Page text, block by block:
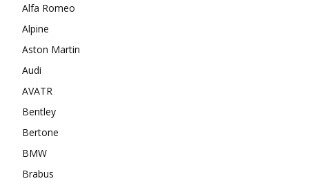
Alfa Romeo
Alpine
Aston Martin
Audi
AVATR
Bentley
Bertone
BMW
Brabus